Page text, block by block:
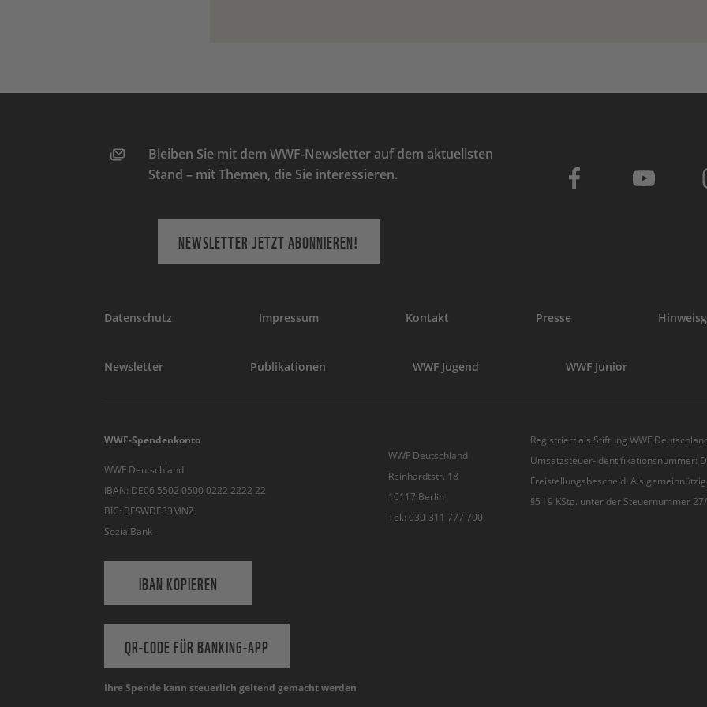
Bleiben Sie mit dem WWF-Newsletter auf dem aktuellsten
Stand – mit Themen, die Sie interessieren.
NEWSLETTER JETZT ABONNIEREN!
Datenschutz Impressum Kontakt Presse
Newsletter Publikationen WWF Jugend WWF Junior
WWF-Spendenkonto
WWF Deutschland
IBAN: DE06 5502 0500 0222 2222 22
BIC: BFSWDE33MNZ
SozialBank
IBAN KOPIEREN
QR-CODE FÜR BANKING-APP
WWF Deutschland
Reinhardtstr. 18
10117 Berlin
Tel.: 030-311 777 700
Ihre Spende kann steuerlich geltend gemacht werden
Registriert als Stiftung WWF
Umsatzsteuer-Identifikationsnummer:
Freistellungsbescheid: Als
§5 I 9 KStg. unter der Steuernummer